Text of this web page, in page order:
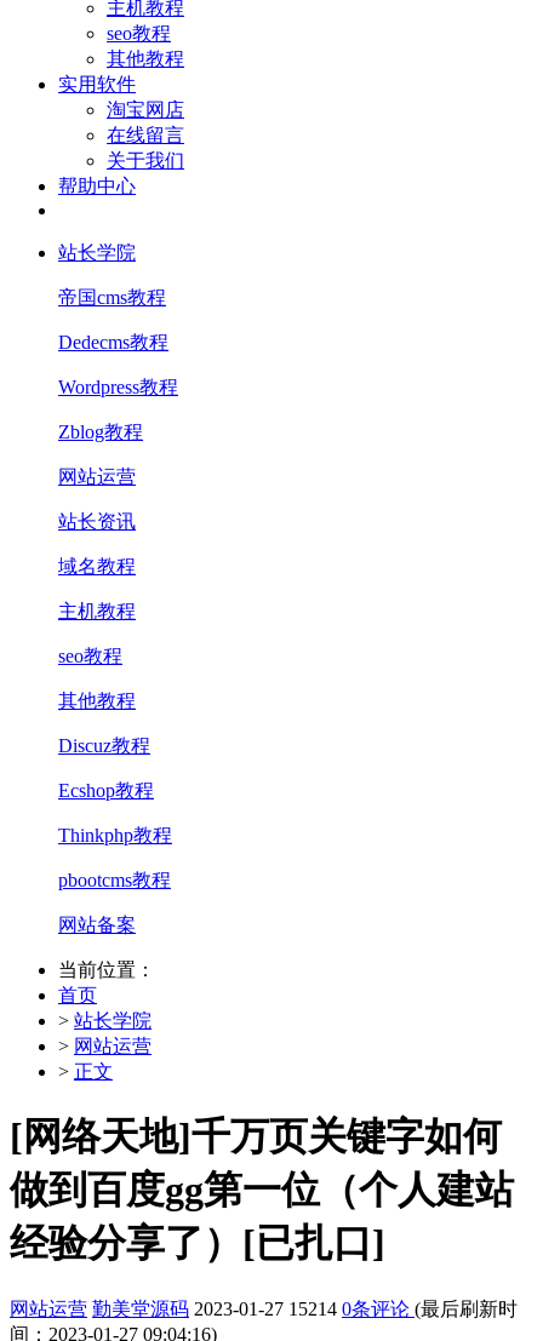
主机教程
seo教程
其他教程
实用软件
淘宝网店
在线留言
关于我们
帮助中心
站长学院
帝国cms教程
Dedecms教程
Wordpress教程
Zblog教程
网站运营
站长资讯
域名教程
主机教程
seo教程
其他教程
Discuz教程
Ecshop教程
Thinkphp教程
pbootcms教程
网站备案
当前位置：
首页
> 站长学院
> 网站运营
> 正文
[网络天地]千万页关键字如何
做到百度gg第一位（个人建站
经验分享了）[已扎口]
网站运营 勤美堂源码 2023-01-27 15214 0条评论 (最后刷新时
间：2023-01-27 09:04:16)